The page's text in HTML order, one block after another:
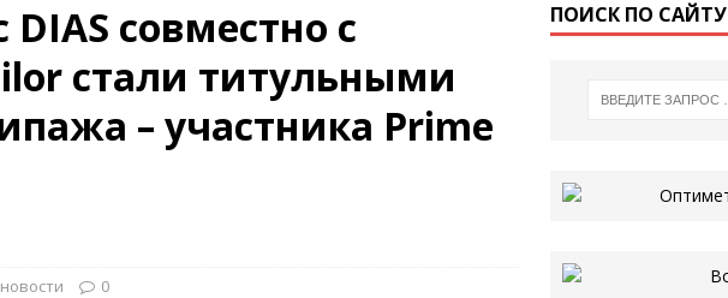
совместно с
стали титульными
– участника Prime
0
ПОИСК ПО САЙТУ